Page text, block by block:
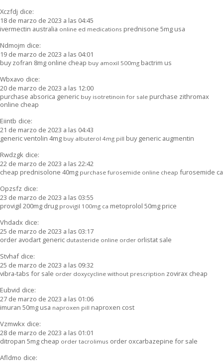
Xczfdj dice:
18 de marzo de 2023 a las 04:45
ivermectin australia online ed medications prednisone 5mg usa
Ndmojm dice:
19 de marzo de 2023 a las 04:01
buy zofran 8mg online cheap buy amoxil 500mg bactrim us
Wbxavo dice:
20 de marzo de 2023 a las 12:00
purchase absorica generic buy isotretinoin for sale purchase zithromax
online cheap
Eiintb dice:
21 de marzo de 2023 a las 04:43
generic ventolin 4mg buy albuterol 4mg pill buy generic augmentin
Rwdzgk dice:
22 de marzo de 2023 a las 22:42
cheap prednisolone 40mg purchase furosemide online cheap furosemide ca
Opzsfz dice:
23 de marzo de 2023 a las 03:55
provigil 200mg drug provigil 100mg ca metoprolol 50mg price
Vhdadx dice:
25 de marzo de 2023 a las 03:17
order avodart generic dutasteride online order orlistat sale
Stvhaf dice:
25 de marzo de 2023 a las 09:32
vibra-tabs for sale order doxycycline without prescription zovirax cheap
Eubvid dice:
27 de marzo de 2023 a las 01:06
imuran 50mg usa naproxen pill naproxen cost
Vzmwkx dice:
28 de marzo de 2023 a las 01:01
ditropan 5mg cheap order tacrolimus order oxcarbazepine for sale
Afldmo dice: